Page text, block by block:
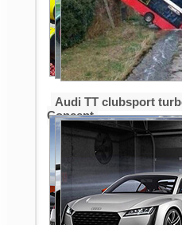
Audi TT clubsport
Concept